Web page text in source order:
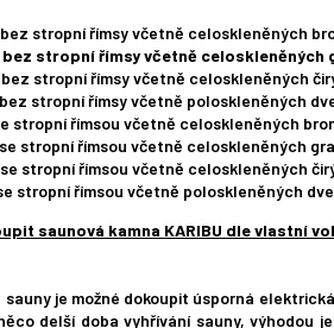
stropní římsy včetně celoskleněných
bez stropní římsy včetně
stropní římsy včetně celoskleněných
stropní římsy včetně poloskleněných
stropní římsou včetně celoskleněných
se stropní římsou včetně celoskleněných
stropní římsou včetně celoskleněných
stropní římsou včetně poloskleněných
saunová kamna KARIBU dle vlastní
je možné dokoupit úsporná
delší doba vyhřívání sauny, výhodou